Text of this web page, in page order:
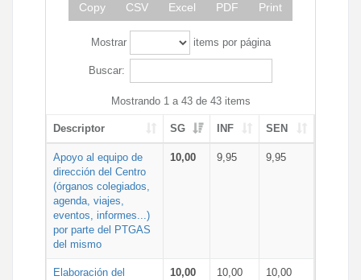
Copy CSV Excel PDF Print
Mostrar items por página
Buscar:
Mostrando 1 a 43 de 43 items
Descriptor SG INF SEN
Apoyo al equipo de
dirección del Centro
(órganos colegiados,
agenda, viajes,
eventos, informes...)
por parte del PTGAS
del mismo
10,00 9,95 9,95
Elaboración del
10,00 10,00 10,00